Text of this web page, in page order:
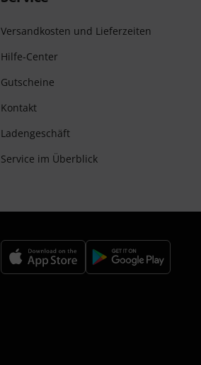
Versandkosten und Lieferzeiten
Hilfe-Center
Gutscheine
Kontakt
Ladengeschäft
Service im Überblick